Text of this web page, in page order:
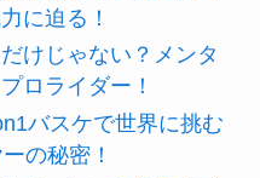
に迫る！
けじゃない？メンタ
ロライダー！
バスケで世界に挑む
の秘密！